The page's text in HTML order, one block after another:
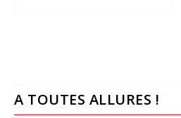
A TOUTES ALLURES !